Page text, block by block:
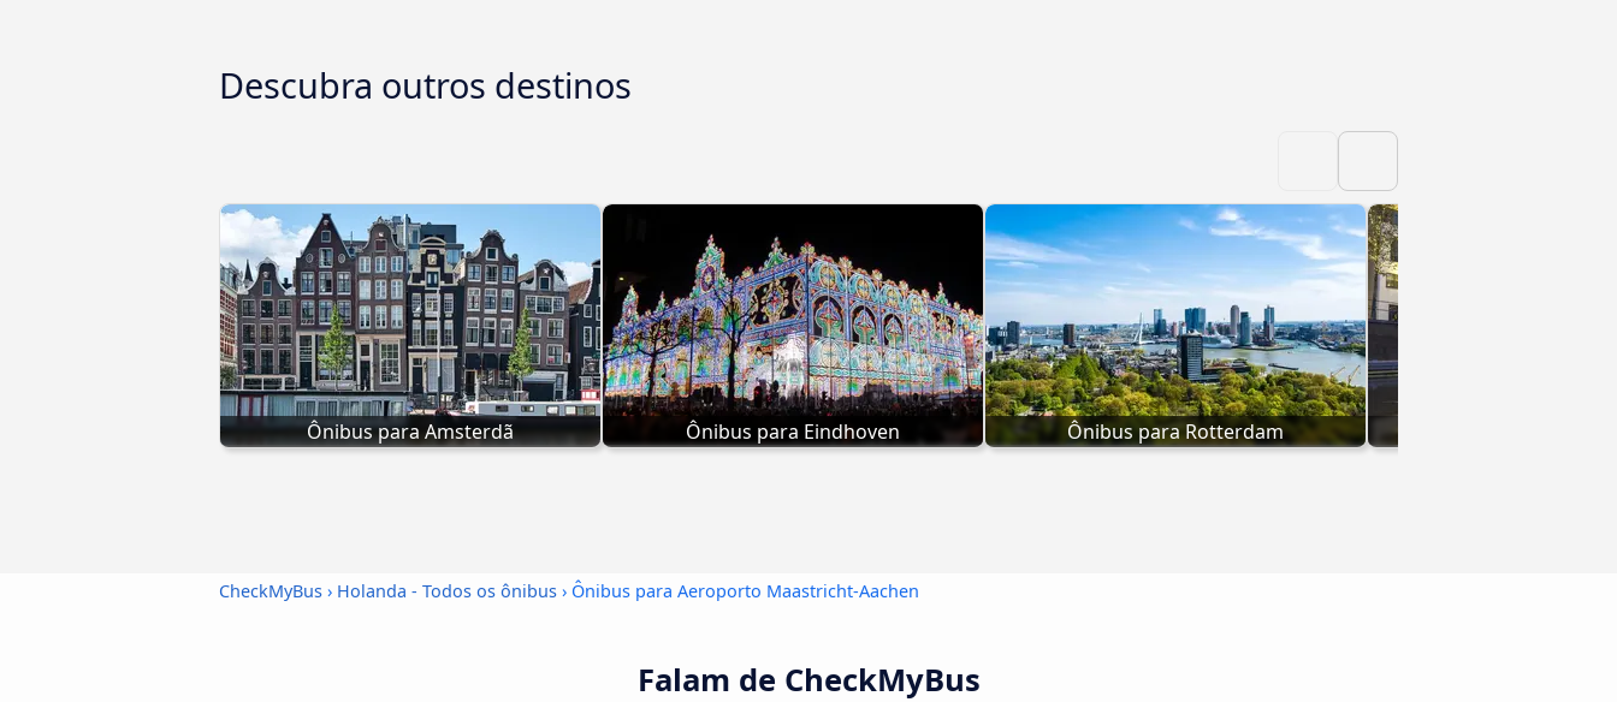
Descubra outros destinos
Ônibus para Amsterdã Ônibus para Eindhoven Ônibus para Rotterdam
CheckMyBus › Holanda - Todos os ônibus › Ônibus para Aeroporto Maastricht-Aachen
Falam de CheckMyBus